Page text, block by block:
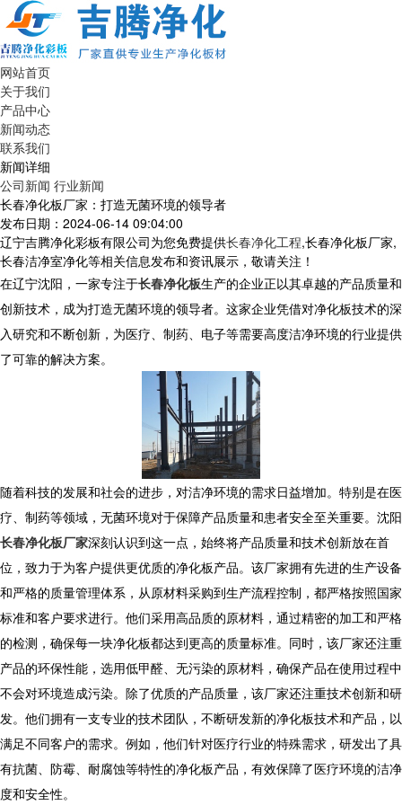
网站首页
关于我们
产品中心
新闻动态
联系我们
新闻详细
公司新闻 行业新闻
长春净化板厂家：打造无菌环境的领导者
发布日期：2024-06-14 09:04:00
辽宁吉腾净化彩板有限公司为您免费提供长春净化工程,长春净化板厂家,
长春洁净室净化等相关信息发布和资讯展示，敬请关注！
在辽宁沈阳，一家专注于长春净化板生产的企业正以其卓越的产品质量和
创新技术，成为打造无菌环境的领导者。这家企业凭借对净化板技术的深
入研究和不断创新，为医疗、制药、电子等需要高度洁净环境的行业提供
了可靠的解决方案。
随着科技的发展和社会的进步，对洁净环境的需求日益增加。特别是在医
疗、制药等领域，无菌环境对于保障产品质量和患者安全至关重要。沈阳
长春净化板厂家深刻认识到这一点，始终将产品质量和技术创新放在首
位，致力于为客户提供更优质的净化板产品。该厂家拥有先进的生产设备
和严格的质量管理体系，从原材料采购到生产流程控制，都严格按照国家
标准和客户要求进行。他们采用高品质的原材料，通过精密的加工和严格
的检测，确保每一块净化板都达到更高的质量标准。同时，该厂家还注重
产品的环保性能，选用低甲醛、无污染的原材料，确保产品在使用过程中
不会对环境造成污染。除了优质的产品质量，该厂家还注重技术创新和研
发。他们拥有一支专业的技术团队，不断研发新的净化板技术和产品，以
满足不同客户的需求。例如，他们针对医疗行业的特殊需求，研发出了具
有抗菌、防霉、耐腐蚀等特性的净化板产品，有效保障了医疗环境的洁净
度和安全性。